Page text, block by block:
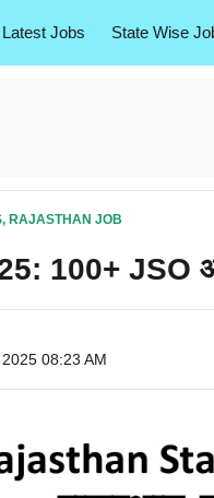
Latest Jobs State Wise
, RAJASTHAN JOB
100+ JSO
08:23 AM